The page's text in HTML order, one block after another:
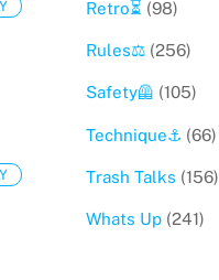
Retro⏳ (98)
Rules⚖️(256)
Safety🦺 (105)
Technique⚓️ (66)
Trash Talks (156)
Whats Up(241)